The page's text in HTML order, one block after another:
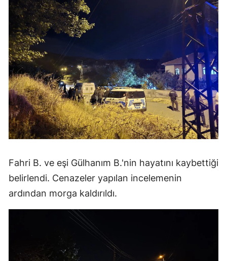
Fahri B. ve eşi Gülhanım B.'nin hayatını kaybettiği
belirlendi. Cenazeler yapılan incelemenin
ardından morga kaldırıldı.